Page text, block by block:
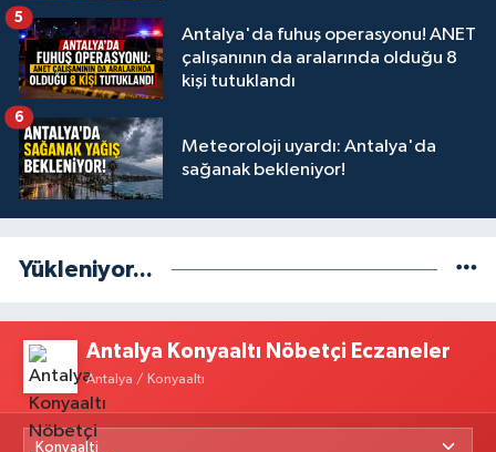
Antalya'da fuhuş operasyonu! ANET
çalışanının da aralarında olduğu 8
kişi tutuklandı
5
Meteoroloji uyardı: Antalya'da
sağanak bekleniyor!
6
Yükleniyor...
Antalya Konyaaltı Nöbetçi Eczaneler
Antalya / Konyaaltı